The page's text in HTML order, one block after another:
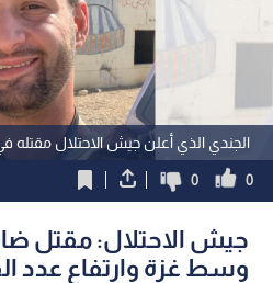
الجندي الذي أعلن جيش الاحتلال مقتله
0
0
جيش الاحتلال: مقتل
وسط غزة وارتفاع عدد